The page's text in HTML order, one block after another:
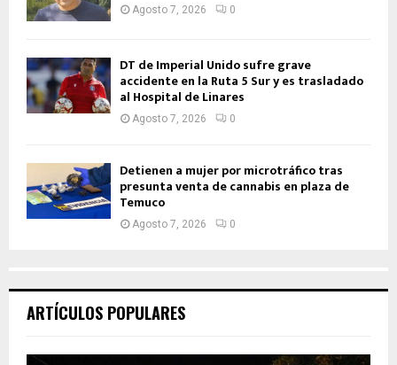
Agosto 7, 2026 0
DT de Imperial Unido sufre grave
accidente en la Ruta 5 Sur y es trasladado
al Hospital de Linares
Agosto 7, 2026 0
Detienen a mujer por microtráfico tras
presunta venta de cannabis en plaza de
Temuco
Agosto 7, 2026 0
ARTÍCULOS POPULARES